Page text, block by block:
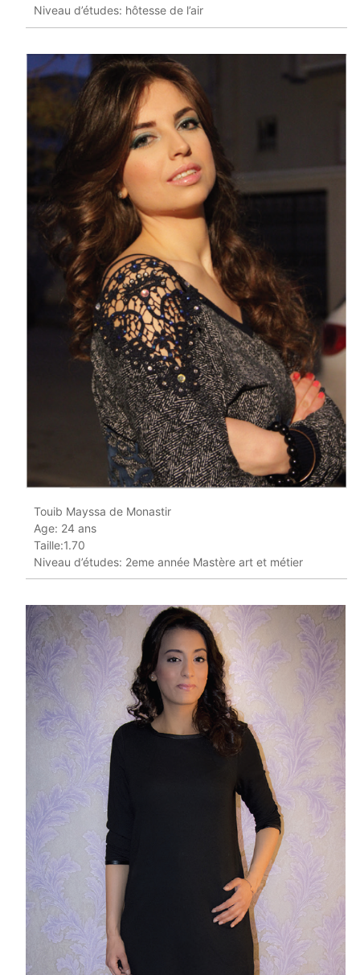
Niveau d’études: hôtesse de l’air
Touib Mayssa de Monastir
Age: 24 ans
Taille:1.70
Niveau d’études: 2eme année Mastère art et métier